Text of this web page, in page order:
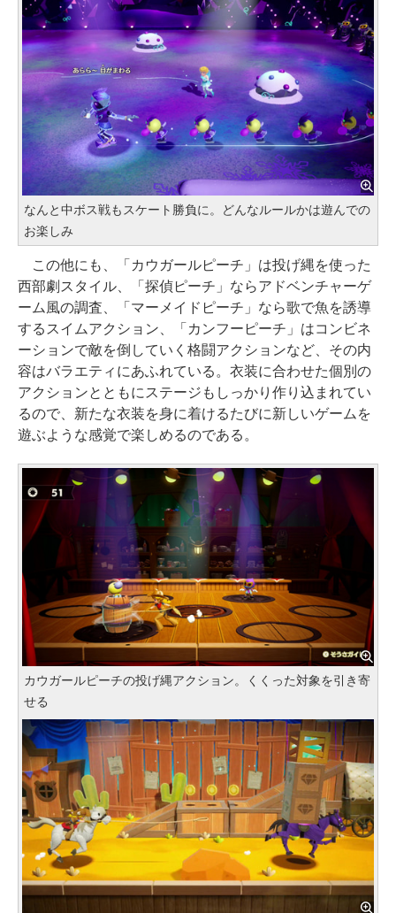
なんと中ボス戦もスケート勝負に。どんなルールかは遊んでの
お楽しみ
この他にも、「カウガールピーチ」は投げ縄を使った
西部劇スタイル、「探偵ピーチ」ならアドベンチャーゲ
ーム風の調査、「マーメイドピーチ」なら歌で魚を誘導
するスイムアクション、「カンフーピーチ」はコンビネ
ーションで敵を倒していく格闘アクションなど、その内
容はバラエティにあふれている。衣装に合わせた個別の
アクションとともにステージもしっかり作り込まれてい
るので、新たな衣装を身に着けるたびに新しいゲームを
遊ぶような感覚で楽しめるのである。
カウガールピーチの投げ縄アクション。くくった対象を引き寄
せる